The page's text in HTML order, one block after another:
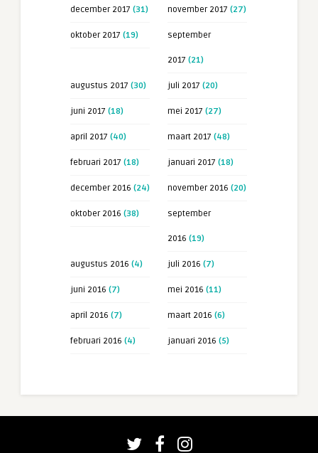
december 2017 (31) november 2017 (27)
oktober 2017 (19) september
2017 (21)
augustus 2017 (30) juli 2017 (20)
juni 2017 (18) mei 2017 (27)
april 2017 (40) maart 2017 (48)
februari 2017 (18) januari 2017 (18)
december 2016 (24) november 2016 (20)
oktober 2016 (38) september
2016 (19)
augustus 2016 (4) juli 2016 (7)
juni 2016 (7) mei 2016 (11)
april 2016 (7) maart 2016 (6)
februari 2016 (4) januari 2016 (5)